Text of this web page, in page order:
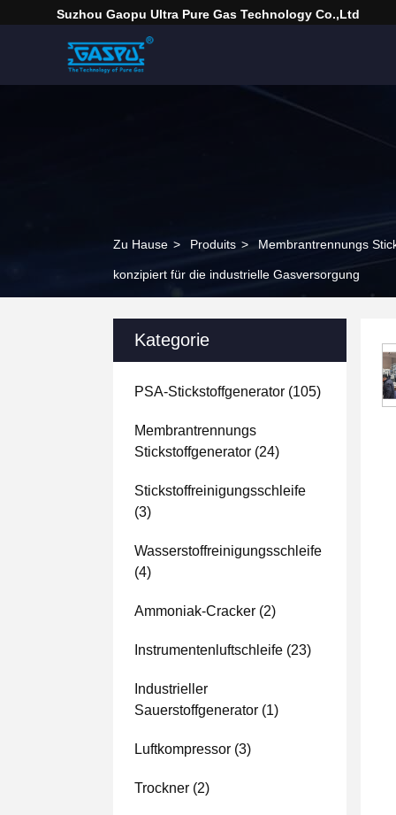
Suzhou Gaopu Ultra Pure Gas Technology Co.,Ltd
Zu Hause > Produits > Membrantrennungs
konzipiert für die industrielle Gasversorgung
Kategorie
PSA-Stickstoffgenerator (105)
Membrantrennungs
Stickstoffgenerator (24)
Stickstoffreinigungsschleife
(3)
Wasserstoffreinigungsschleife
(4)
Ammoniak-Cracker (2)
Instrumentenluftschleife (23)
Industrieller
Sauerstoffgenerator (1)
Luftkompressor (3)
Trockner (2)